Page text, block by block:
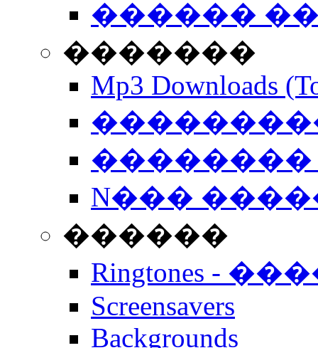
������
�������
Mp3 Downloads
��������
N���
������
Ringtones -
Screensavers
Backgrounds